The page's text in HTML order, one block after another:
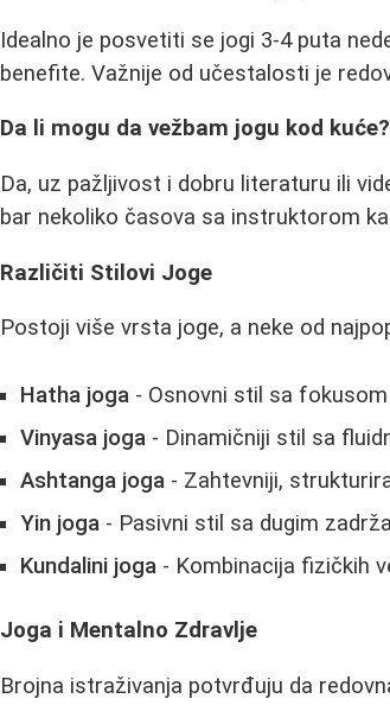
Idealno je posvetiti se jogi 3-4 puta
benefite. Važnije od učestalosti je
Da li mogu da vežbam jogu kod kuće?
Da, uz pažljivost i dobru literaturu ili
bar nekoliko časova sa instruktorom
Različiti Stilovi Joge
Postoji više vrsta joge, a neke od
Hatha joga - Osnovni stil sa
Vinyasa joga - Dinamičniji stil sa
Ashtanga joga - Zahtevniji,
Yin joga - Pasivni stil sa dugim
Kundalini joga - Kombinacija fizičkih
Joga i Mentalno Zdravlje
Brojna istraživanja potvrđuju da